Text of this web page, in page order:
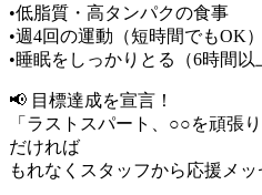
•低脂質・高タンパクの食事
•週4回の運動（短時間でもOK）
•睡眠をしっかりとる（6時間以
📢 目標達成を宣言！
「ラストスパート、○○を頑張
だければ
もれなくスタッフから応援メッ